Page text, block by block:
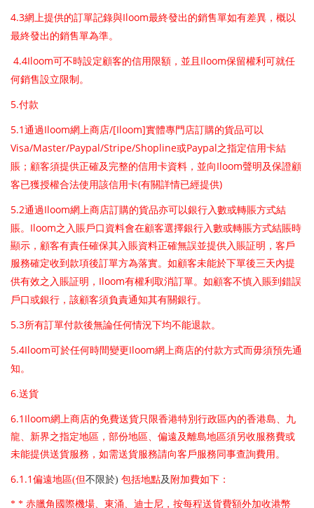
4.3網上提供的訂單記錄與Iloom最終發出的銷售單如有差異，概以
最終發出的銷售單為準。
4.4Iloom可不時設定顧客的信用限額，並且 Iloom保留權利可就任
何銷售設立限制。
5.付款
5.1 通過Iloom網上商店/[Iloom]實體專門店訂購的貨品可以
Visa/Master/Paypal/Stripe/Shopline或Paypal之指定信用卡結
賬；顧客須提供正確及完整的信用卡資料，並向 Iloom聲明及保證顧
客已獲授權合法使用該信用卡(有關詳情已經提供)
5.2通過Iloom網上商店訂購的貨品亦可以銀行入數或轉賬方式結
賬。 Iloom之入賬戶口資料會在顧客選擇銀行入數或轉賬方式結賬時
顯示，顧客有責任確保其入賬資料正確無誤並提供入賬証明，客戶
服務確定收到款項後訂單方為落實。如顧客未能於下單後三天內提
供有效之入賬証明， Iloom有權利取消訂單。如顧客不慎入賬到錯誤
戶口或銀行，該顧客須負責通知其有關銀行。
5.3所有訂單付款後無論任何情況下均不能退款。
5.4Iloom可於任何時間變更Iloom網上商店的付款方式而毋須預先通
知。
6.送貨
6.1Iloom網上商店的免費送貨只限香港特別行政區內的香港島、九
龍、新界之指定地區，部份地區、偏遠及離島地區須另收服務費或
未能提供送貨服務， 如需送貨服務請向客戶服務同事查詢費用。
6.1.1 偏遠地區(但不限於) 包括地點及 附加費如下：
* * 赤臘角國際機場、東涌、迪士尼，按每程送貨費額外加收港幣